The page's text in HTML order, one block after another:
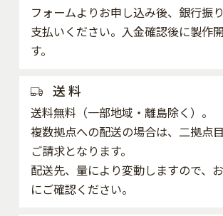
フォームよりお申し込み後、銀行振
支払いください。入金確認後に製作
す。
送 料
送料無料（一部地域・離島除く）。
複数拠点への配送の場合は、二拠点
ご請求となります。
配送先、量により変動しますので、
にご確認ください。